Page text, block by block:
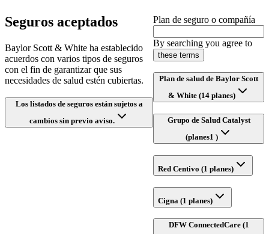
Seguros aceptados
Baylor Scott & White ha establecido
acuerdos con varios tipos de seguros
con el fin de garantizar que sus
necesidades de salud estén cubiertas.
Los listados de seguros están sujetos a
cambios sin previo aviso.
Plan de seguro o compañía
By searching you agree to
these terms
Plan de salud de Baylor Scott
& White (14 planes)
Grupo de Salud Catalyst
(planes1 )
Red Centivo (1 planes)
Cigna (1 planes)
DFW ConnectedCare (1